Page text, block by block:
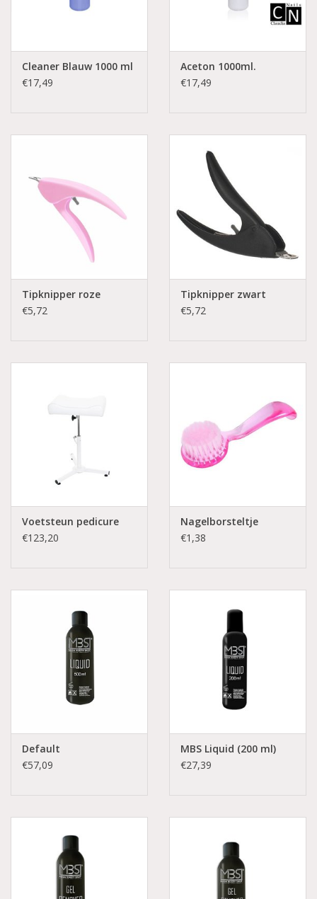
Cleaner Blauw 1000 ml
€17,49
Aceton 1000ml.
€17,49
Tipknipper roze
€5,72
Tipknipper zwart
€5,72
Voetsteun pedicure
€123,20
Nagelborsteltje
€1,38
Default
€57,09
MBS Liquid (200 ml)
€27,39